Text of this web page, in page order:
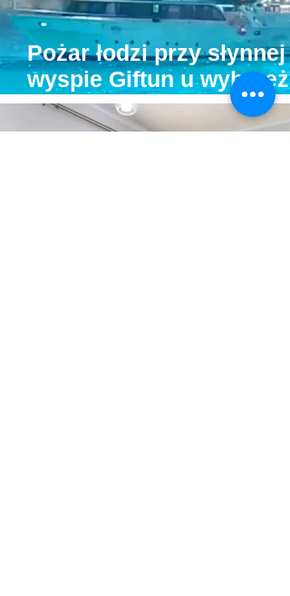
Pożar łodzi przy słynnej
wyspie Giftun u wybrzeży
Hurghady. Na pokładzie
było kilkunastu turystów